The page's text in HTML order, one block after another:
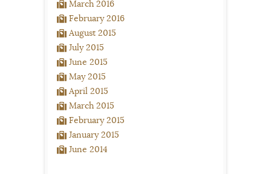
March 2016
February 2016
August 2015
July 2015
June 2015
May 2015
April 2015
March 2015
February 2015
January 2015
June 2014